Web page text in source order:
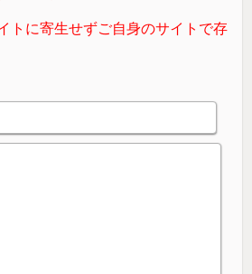
トに寄生せずご自身のサイトで存